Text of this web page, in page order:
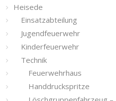
Heisede
Einsatzabteilung
Jugendfeuerwehr
Kinderfeuerwehr
Technik
Feuerwehrhaus
Handdruckspritze